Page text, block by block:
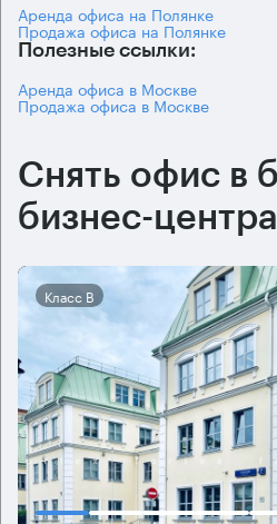
Аренда офиса на Полянке
Продажа офиса на Полянке
Полезные ссылки:
Аренда офиса в Москве
Продажа офиса в Москве
Снять офис в
бизнес-
Класс B